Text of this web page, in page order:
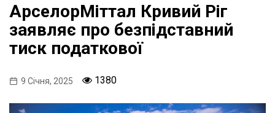
АрселорМіттал Кривий Ріг
заявляє про безпідставний
тиск податкової
9 Січня, 2025 1380